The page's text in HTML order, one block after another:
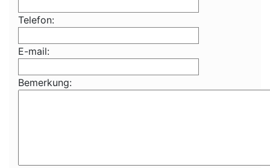
Telefon:
E-mail:
Bemerkung: